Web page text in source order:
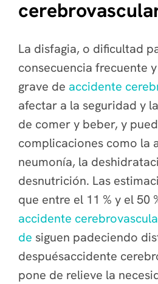
La disfagia, o dificultad
consecuencia frecuente
grave de accidente
afectar a la seguridad y
de comer y beber, y
complicaciones como la
neumonía, la
desnutrición. Las
que entre el 11 % y el 50
accidente
de siguen padeciendo
despuésaccidente
pone de relieve la